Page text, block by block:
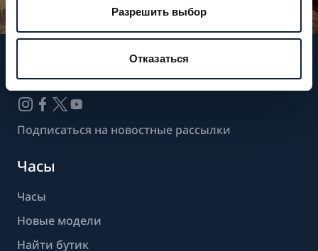
Разрешить выбор
Отказаться
Следите за нашими новостями
Подписаться на новостные рассылки
Часы
Часы
Новые модели
Найти бутик